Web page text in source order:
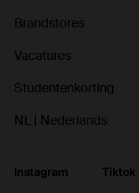
Brandstores
Vacatures
Studentenkorting
NL | Nederlands
Instagram Tiktok